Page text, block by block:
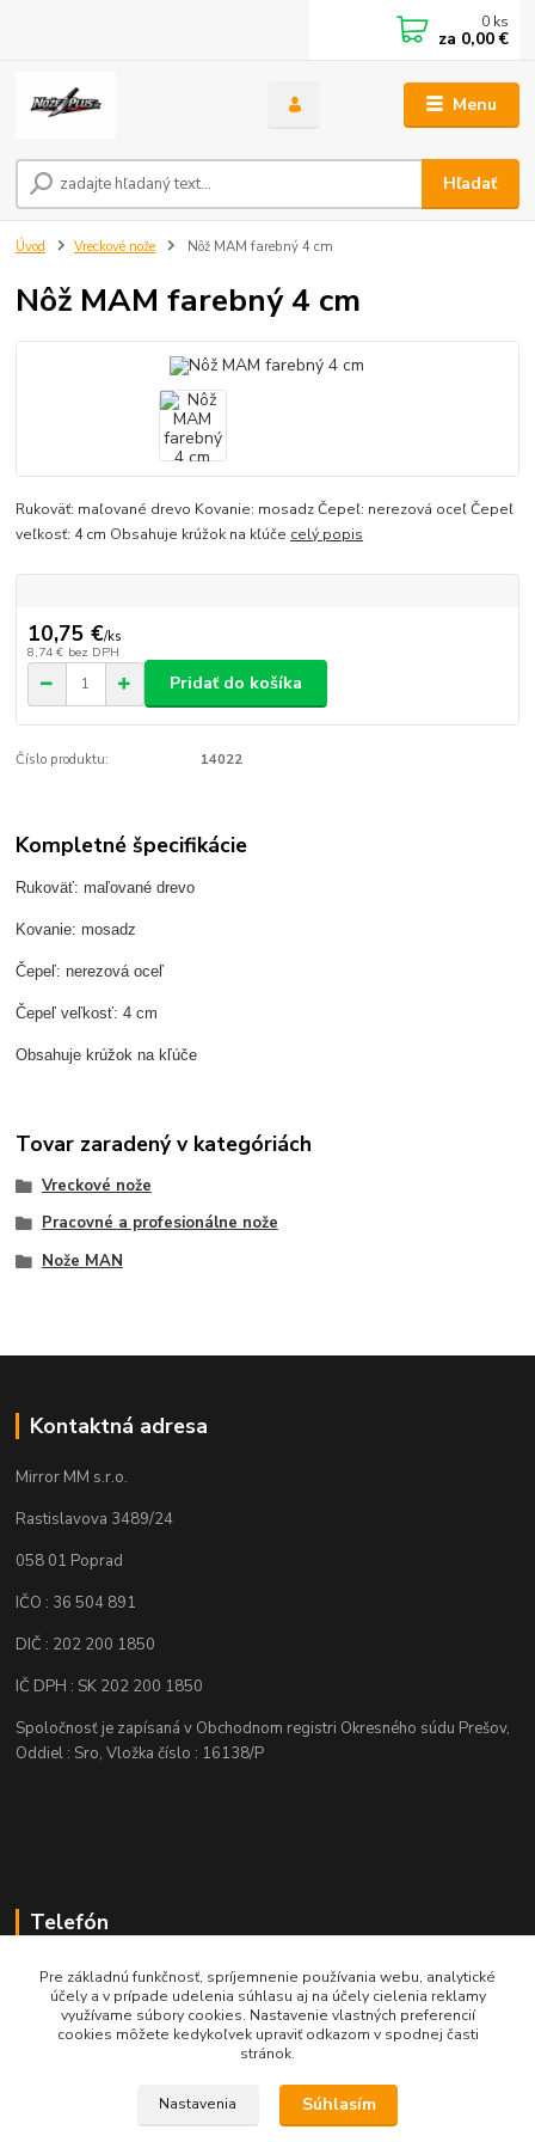
Menu
Hľadať
0 ks
za 0,00 €
Úvod Vreckové nože Nôž MAM farebný 4 cm
Nôž MAM farebný 4 cm
Rukoväť: maľované drevo Kovanie: mosadz Čepeľ: nerezová oceľ Čepeľ
veľkosť: 4 cm Obsahuje krúžok na kľúče celý popis
10,75 €/ks
8,74 € bez DPH
Pridať do košíka
Číslo produktu: 14022
Kompletné špecifikácie
Rukoväť: maľované drevo
Kovanie: mosadz
Čepeľ: nerezová oceľ
Čepeľ veľkosť: 4 cm
Obsahuje krúžok na kľúče
Tovar zaradený v kategóriách
Vreckové nože
Pracovné a profesionálne nože
Nože MAN
Kontaktná adresa
Mirror MM s.r.o.
Rastislavova 3489/24
058 01 Poprad
IČO : 36 504 891
DIČ : 202 200 1850
IČ DPH : SK 202 200 1850
Spoločnosť je zapísaná v Obchodnom registri Okresného súdu Prešov,
Oddiel : Sro, Vložka číslo : 16138/P
Telefón
+421 905 622 625
obchod@nozeplus.sk
Pre základnú funkčnosť, spríjemnenie používania webu, analytické
účely a v prípade udelenia súhlasu aj na účely cielenia reklamy
využívame súbory cookies. Nastavenie vlastných preferencií
cookies môžete kedykoľvek upraviť odkazom v spodnej časti
stránok.
Nastavenia Súhlasím